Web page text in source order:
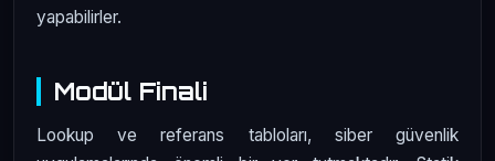
yapabilirler.
Modül Finali
Lookup ve referans tabloları, siber güvenlik